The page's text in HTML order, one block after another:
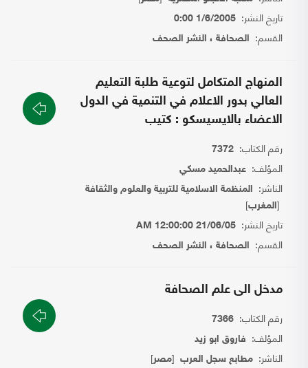
تاريخ النشر: 1/6/2005 0:00
القسم: الصحافة ، النشر الصحف
المنهاج المتكامل لتوعية طلبة التعليم
العالي بدور الاعلام في التنمية في الدول
الاعضاء بالايسيسكو : كتيب
رقم الكتاب: 7372
المؤلف: عبدالحميد مسكي
الناشر: المنظمة الاسلامية للتربية والعلوم والثقافة
[المغرب]
تاريخ النشر: 21/06/05 12:00:00 AM
القسم: الصحافة ، النشر الصحف
مدخل الى علم الصحافة
رقم الكتاب: 7366
المؤلف: فاروق ابو زيد
الناشر: مطابع سجل العرب [مصر]